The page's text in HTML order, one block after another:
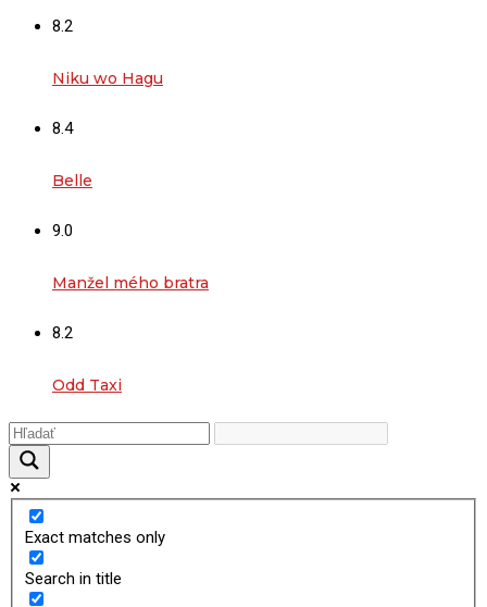
8.2
Niku wo Hagu
8.4
Belle
9.0
Manžel mého bratra
8.2
Odd Taxi
Exact matches only
Search in title